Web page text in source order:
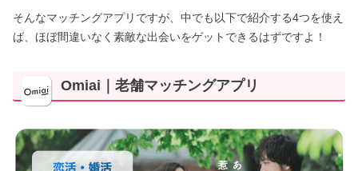
そんなマッチングアプリですが、中でも以下で紹介する4つを使え
ば、ほぼ間違いなく素敵な出会いをゲットできるはずですよ！
Omiai｜老舗マッチングアプリ